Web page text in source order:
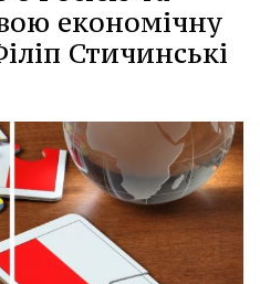
економічну
Стичинські